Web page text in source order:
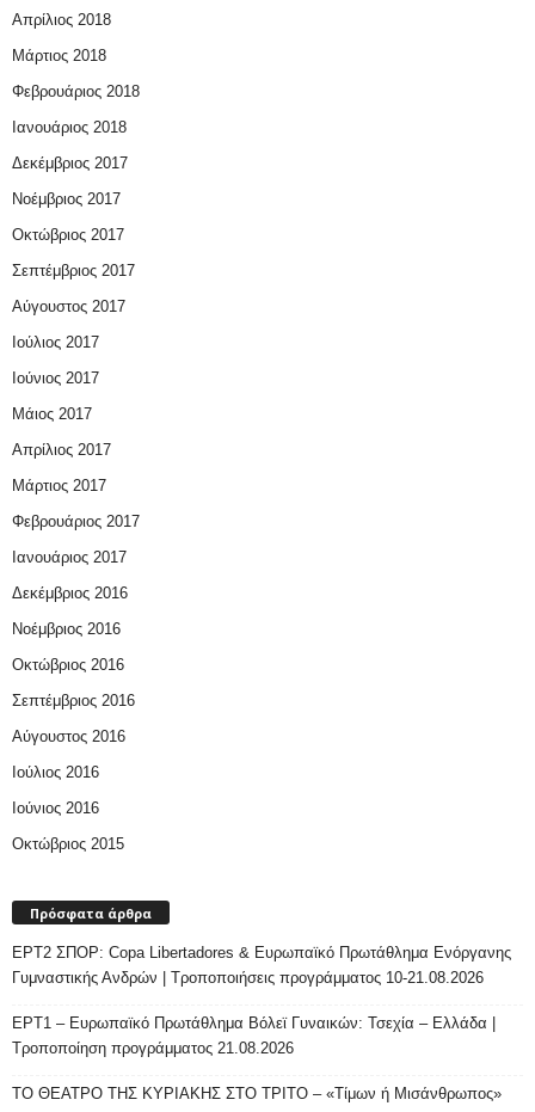
Απρίλιος 2018
Μάρτιος 2018
Φεβρουάριος 2018
Ιανουάριος 2018
Δεκέμβριος 2017
Νοέμβριος 2017
Οκτώβριος 2017
Σεπτέμβριος 2017
Αύγουστος 2017
Ιούλιος 2017
Ιούνιος 2017
Μάιος 2017
Απρίλιος 2017
Μάρτιος 2017
Φεβρουάριος 2017
Ιανουάριος 2017
Δεκέμβριος 2016
Νοέμβριος 2016
Οκτώβριος 2016
Σεπτέμβριος 2016
Αύγουστος 2016
Ιούλιος 2016
Ιούνιος 2016
Οκτώβριος 2015
Πρόσφατα άρθρα
ΕΡΤ2 ΣΠΟΡ: Copa Libertadores & Ευρωπαϊκό Πρωτάθλημα Ενόργανης
Γυμναστικής Ανδρών | Τροποποιήσεις προγράμματος 10-21.08.2026
ΕΡΤ1 – Ευρωπαϊκό Πρωτάθλημα Βόλεϊ Γυναικών: Τσεχία – Ελλάδα |
Τροποποίηση προγράμματος 21.08.2026
ΤΟ ΘΕΑΤΡΟ ΤΗΣ ΚΥΡΙΑΚΗΣ ΣΤΟ ΤΡΙΤΟ – «Τίμων ή Μισάνθρωπος»